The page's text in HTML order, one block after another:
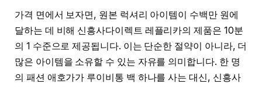
가격 면에서 보자면, 원본 럭셔리 아이템이 수백만 원에
달하는 데 비해 신흥사다이렉트 레플리카의 제품은 10분
의 1 수준으로 제공됩니다. 이는 단순한 절약이 아니라, 더
많은 아이템을 소유할 수 있는 자유를 의미합니다. 한 명
의 패션 애호가가 루이비통 백 하나를 사는 대신, 신흥사